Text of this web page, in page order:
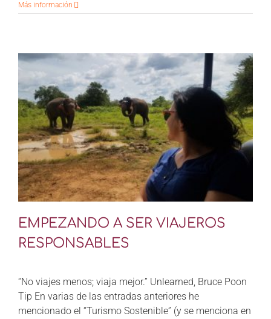
Más información
EMPEZANDO A SER VIAJEROS
RESPONSABLES
“No viajes menos; viaja mejor.” Unlearned, Bruce Poon
Tip En varias de las entradas anteriores he
mencionado el “Turismo Sostenible” (y se menciona en